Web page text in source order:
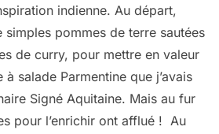
indienne. Au départ,
simples pommes de terre sautées
de curry, pour mettre en valeur
salade Parmentine que j’avais
Signé Aquitaine. Mais au fur
pour l’enrichir ont afflué ! Au